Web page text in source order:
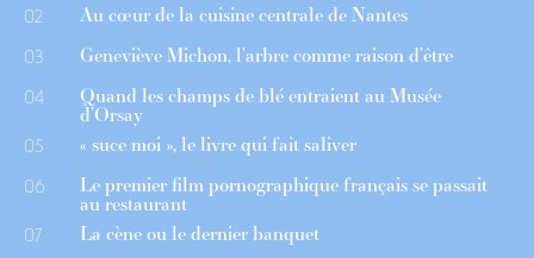
02 Au cœur de la cuisine centrale de Nantes
03 Geneviève Michon, l’arbre comme raison d’être
04 Quand les champs de blé entraient au Musée
d’Orsay
05 « suce moi », le livre qui fait saliver
06 Le premier film pornographique français se passait
au restaurant
07 La cène ou le dernier banquet